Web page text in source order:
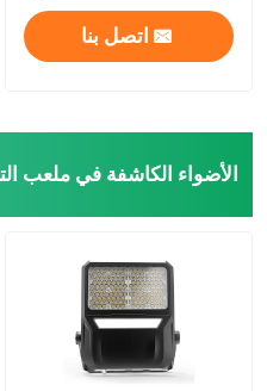
مصابيح LED عالية الصاري
ضوء UFO high bay
أضواء LED الخطية عالية خليج
مصابيح المناطق الخارجية
اتصل بنا
الأضواء الكاشفة في ملعب